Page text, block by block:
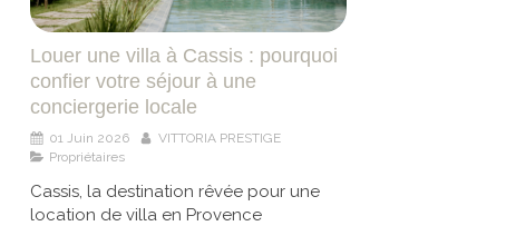
Louer une villa à Cassis : pourquoi
confier votre séjour à une
conciergerie locale
01 Juin 2026
VITTORIA PRESTIGE
Propriétaires
Cassis, la destination rêvée pour une
location de villa en Provence